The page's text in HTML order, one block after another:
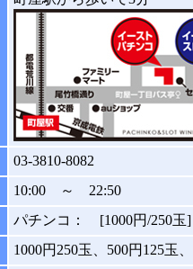
03-3810-8082
10:00 ～ 22:50
パチンコ： [1000円/250玉]
1000円250玉、500円125玉